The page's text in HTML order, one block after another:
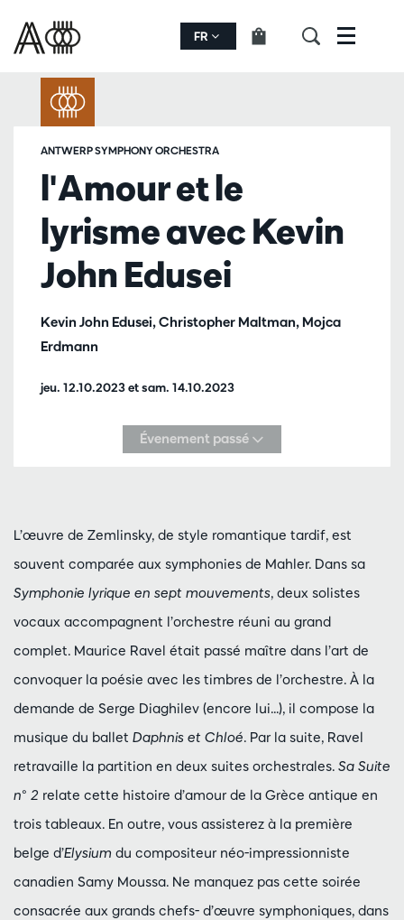
FR Menu
l'Amour et le
lyrisme avec Kevin
John Edusei
Kevin John Edusei, Christopher Maltman, Mojca
Erdmann
ANTWERP SYMPHONY ORCHESTRA
jeu. 12.10.2023etsam. 14.10.2023
Évenement passé
L’œuvre de Zemlinsky, de style romantique tardif, est
souvent comparée aux symphonies de Mahler. Dans sa
Symphonie lyrique en sept mouvements, deux solistes
vocaux accompagnent l’orchestre réuni au grand
complet. Maurice Ravel était passé maître dans l’art de
convoquer la poésie avec les timbres de l’orchestre. À la
demande de Serge Diaghilev (encore lui...), il compose la
musique du ballet Daphnis et Chloé. Par la suite, Ravel
retravaille la partition en deux suites orchestrales. Sa Suite
n° 2 relate cette histoire d’amour de la Grèce antique en
trois tableaux. En outre, vous assisterez à la première
belge d’Elysium du compositeur néo-impressionniste
canadien Samy Moussa. Ne manquez pas cette soirée
consacrée aux grands chefs- d’œuvre symphoniques, dans